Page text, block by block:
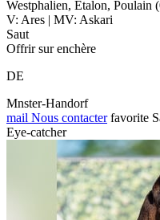
Westphalien, Étalon, Poulain
V: Ares | MV: Askari
Saut
Offrir sur enchère
DE
Mnster-Handorf
mail Nous contacter favorite
Eye-catcher